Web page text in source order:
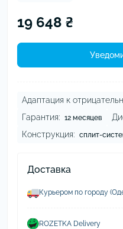
19 648 ₴
Адаптация к
Гарантия: 12 месяцев
Конструкция: сплит-
Доставка
Курьером по городу
ROZETKA Delivery